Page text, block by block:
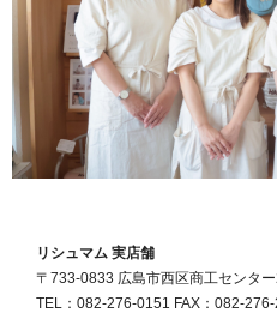
リシュマム 実店舗
〒733-0833 広島市西区商工センタ
TEL：082-276-0151 FAX：082-